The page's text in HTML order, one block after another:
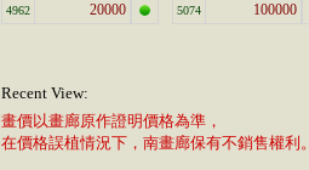
4962 20000 5074 100000
Recent View:
畫價以畫廊原作證明價格為準，
在價格誤植情況下，南畫廊保有不銷售權利。